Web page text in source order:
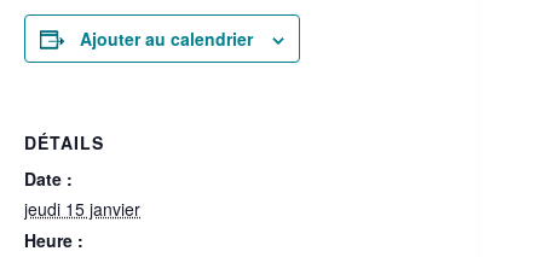
Ajouter au calendrier
DÉTAILS
Date :
jeudi 15 janvier
Heure :